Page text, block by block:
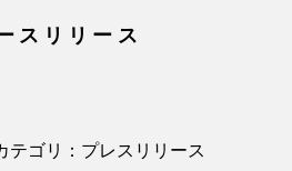
スリリース
テゴリ：プレスリリース